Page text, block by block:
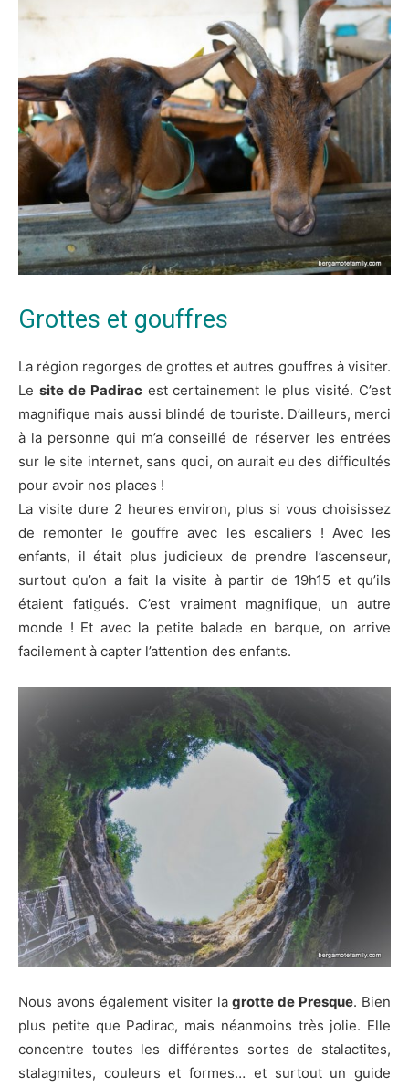
Grottes et gouffres
La région regorges de grottes et autres gouffres à visiter.
Le site de Padiracest certainement le plus visité. C’est
magnifique mais aussi blindé de touriste. D’ailleurs, merci
à la personne qui m’a conseillé de réserver les entrées
sur le site internet, sans quoi, on aurait eu des difficultés
pour avoir nos places !
La visite dure 2 heures environ, plus si vous choisissez
de remonter le gouffre avec les escaliers ! Avec les
enfants, il était plus judicieux de prendre l’ascenseur,
surtout qu’on a fait la visite à partir de 19h15 et qu’ils
étaient fatigués. C’est vraiment magnifique, un autre
monde ! Et avec la petite balade en barque, on arrive
facilement à capter l’attention des enfants.
Nous avons également visiter lagrotte de Presque. Bien
plus petite que Padirac, mais néanmoins très jolie. Elle
concentre toutes les différentes sortes de stalactites,
stalagmites, couleurs et formes… et surtout un guide